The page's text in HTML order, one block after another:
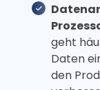
geht
Daten
den